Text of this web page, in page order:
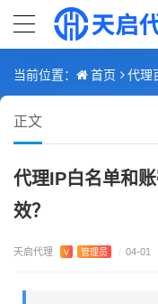
当前位置： 首页 代理
正文
代理IP白名单和
效？
天启代理 V 管理员 / 04-01